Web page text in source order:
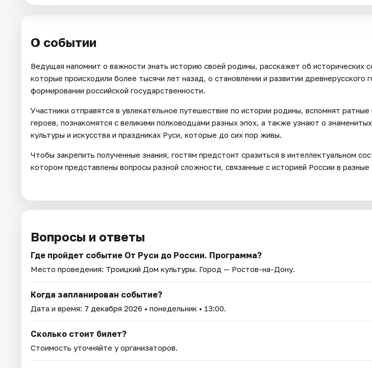
О событии
Ведущая напомнит о важности знать историю своей родины, расскажет об исторических
которые происходили более тысячи лет назад, о становлении и развитии древнерусского
формировании российской государственности.
Участники отправятся в увлекательное путешествие по истории родины, вспомнят ратные
героев, познакомятся с великими полководцами разных эпох, а также узнают о
культуры и искусства и праздниках Руси, которые до сих пор живы.
Чтобы закрепить полученные знания, гостям предстоит сразиться в интеллектуальном
котором представлены вопросы разной сложности, связанные с историей России в разные
Вопросы и ответы
Где пройдет событие От Руси до России. Программа?
Место проведения: Троицкий Дом культуры. Город — Ростов-на-Дону.
Когда запланирован событие?
Дата и время: 7 декабря 2026 • понедельник • 13:00.
Сколько стоит билет?
Стоимость уточняйте у организаторов.